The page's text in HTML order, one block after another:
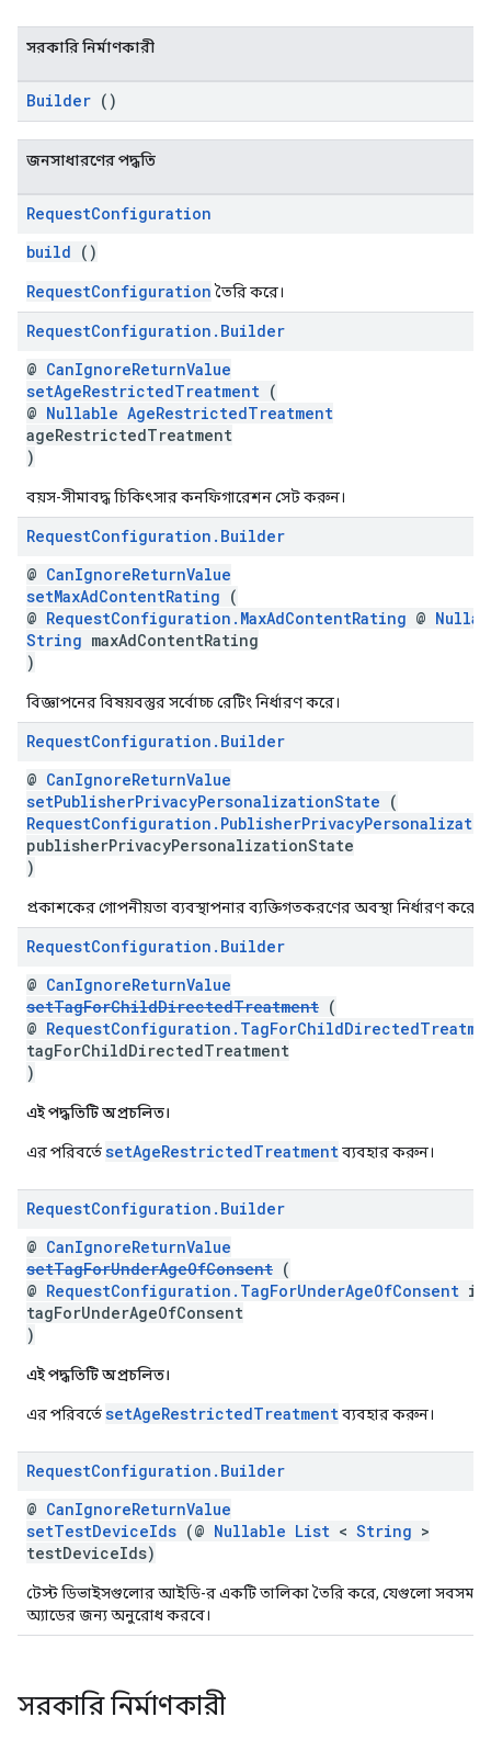
সরকারি নির্মাণকারী
Builder ()
জনসাধারণের পদ্ধতি
RequestConfiguration
build ()
RequestConfiguration তৈরি করে।
RequestConfiguration . Builder
@ CanIgnoreReturnValue
setAgeRestrictedTreatment (
@ Nullable AgeRestrictedTreatment
ageRestrictedTreatment
)
বয়স-সীমাবদ্ধ চিকিৎসার কনফিগারেশন সেট করুন।
RequestConfiguration . Builder
@ CanIgnoreReturnValue
setMaxAdContentRating (
@ RequestConfiguration.MaxAdContentRating @
String maxAdContentRating
)
বিজ্ঞাপনের বিষয়বস্তুর সর্বোচ্চ রেটিং নির্ধারণ করে।
RequestConfiguration . Builder
@ CanIgnoreReturnValue
setPublisherPrivacyPersonalizationState (
publisherPrivacyPersonalizationState
)
প্রকাশকের গোপনীয়তা ব্যবস্থাপনার ব্যক্তিগতকরণের অবস্থা নির্ধারণ করে।
RequestConfiguration . Builder
@ CanIgnoreReturnValue
setTagForChildDirectedTreatment (
@
tagForChildDirectedTreatment
)
এই পদ্ধতিটি অপ্রচলিত।
এর পরিবর্তেsetAgeRestrictedTreatmentব্যবহার করুন।
RequestConfiguration . Builder
@ CanIgnoreReturnValue
setTagForUnderAgeOfConsent (
@ RequestConfiguration.TagForUnderAgeOfConsent
tagForUnderAgeOfConsent
)
এই পদ্ধতিটি অপ্রচলিত।
এর পরিবর্তেsetAgeRestrictedTreatmentব্যবহার করুন।
RequestConfiguration . Builder
@ CanIgnoreReturnValue
setTestDeviceIds (@ Nullable List < String >
testDeviceIds)
টেস্ট ডিভাইসগুলোর আইডি-র একটি তালিকা তৈরি করে, যেগুলো সবসময়
অ্যাডের জন্য অনুরোধ করবে।
সরকারি নির্মাণকারী